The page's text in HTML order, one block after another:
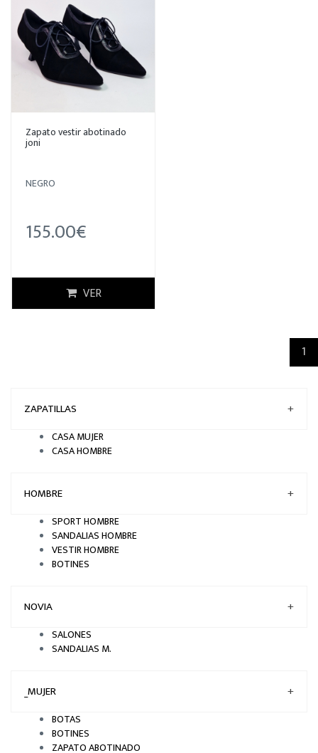
Zapato vestir abotinado
joni
NEGRO
155.00€
VER
1
ZAPATILLAS +
CASA MUJER
CASA HOMBRE
HOMBRE +
SPORT HOMBRE
SANDALIAS HOMBRE
VESTIR HOMBRE
BOTINES
NOVIA +
SALONES
SANDALIAS M.
_MUJER +
BOTAS
BOTINES
ZAPATO ABOTINADO